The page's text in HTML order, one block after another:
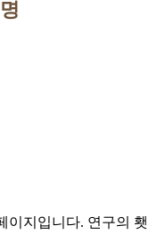
이지입니다. 연구의 횃